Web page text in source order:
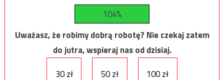
104%
Uważasz, że robimy dobrą robotę? Nie czekaj zatem
do jutra, wspieraj nas od dzisiaj.
30 zł
50 zł 100 zł